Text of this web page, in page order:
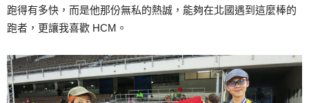
跑得有多快，而是他那份無私的熱誠，能夠在北國遇到這麼棒的
跑者，更讓我喜歡 HCM。